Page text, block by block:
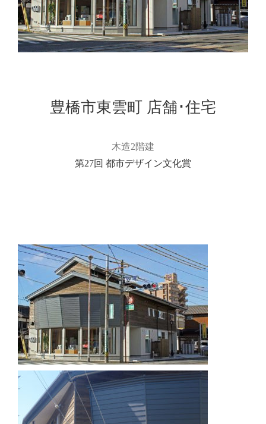
豊橋市東雲町 店舗･住宅
木造2階建
第27回 都市デザイン文化賞